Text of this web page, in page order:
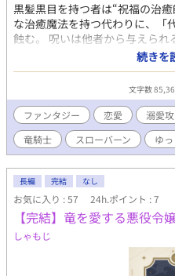
黒髪黒目を持つ者は“祝福の治
な治癒魔法を持つ代わりに、「
蝕む。 呪いは他者から与えられ
る。 元奴隷の青年アマネは、
す」といわれ、地下室に閉じ込
きた。 しかし、大魔法使いル
れ、平穏な日々を取り戻す。
で、アマネの正体が王都に露見
管理される存在──そして彼を
口にし始めた。 絶望の最中、現
はアマネを守ると宣言し、竜騎
家反逆の疑いを晴らすため、竜
決めたアマネだったが そこに待
甘いロアンとの日々で……？ い
てくれるのか？ 相棒竜を助け
ろうか。 「今度は俺が、お前を
以前からアマネのことを知っ
活により、他人の愛を受け取る
続きを
文字数
ファンタジー 恋愛 溺愛
竜騎士
スローバーン ゆ
長編 完結 なし
お気に入り : 57 24h.ポイント : 7
【完結】竜を愛する悪役令
しゃもじ